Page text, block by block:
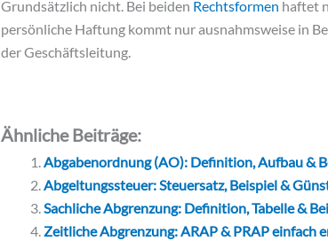
Grundsätzlich nicht. Bei beiden Rechtsformen haftet
persönliche Haftung kommt nur ausnahmsweise in
der Geschäftsleitung.
Ähnliche Beiträge:
Abgabenordnung (AO): Definition, Aufbau &
Abgeltungssteuer: Steuersatz, Beispiel &
Sachliche Abgrenzung: Definition, Tabelle &
Zeitliche Abgrenzung: ARAP & PRAP einfach